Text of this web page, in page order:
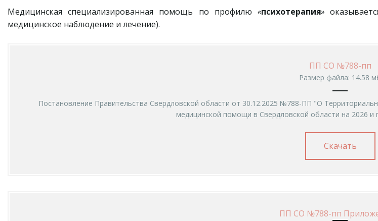
Медицинская специализированная помощь по профилю«психотерапия»
медицинское наблюдение и лечение).
ПП СО №788-пп
Размер файла: 14.58
Постановление Правительства Свердловской области от 30.12.2025 №788-ПП "О
медицинской помощи в Свердловской области на 2026 и
Скачать
ПП СО №788-пп